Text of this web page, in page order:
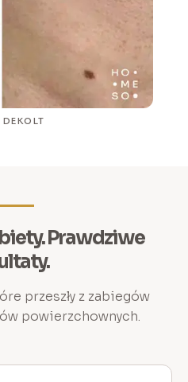
Prawdziwe
przeszły z zabiegów
powierzchownych.